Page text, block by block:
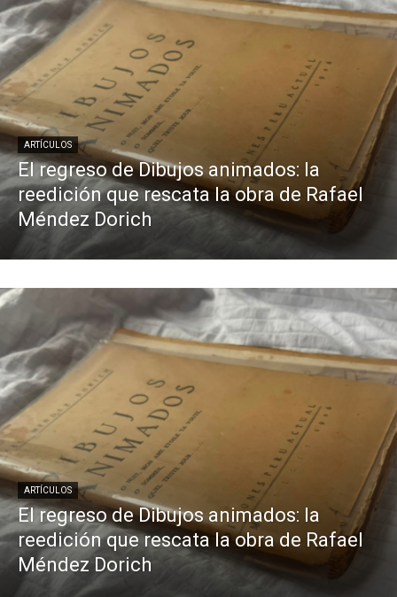
ARTÍCULOS
El regreso de Dibujos animados: la
reedición que rescata la obra de Rafael
Méndez Dorich
ARTÍCULOS
El regreso de Dibujos animados: la
reedición que rescata la obra de Rafael
Méndez Dorich